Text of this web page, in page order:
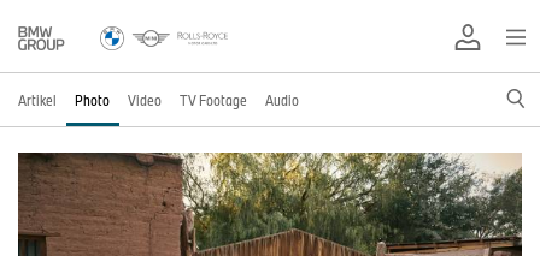
Artikel Photo Video TV Footage Audio